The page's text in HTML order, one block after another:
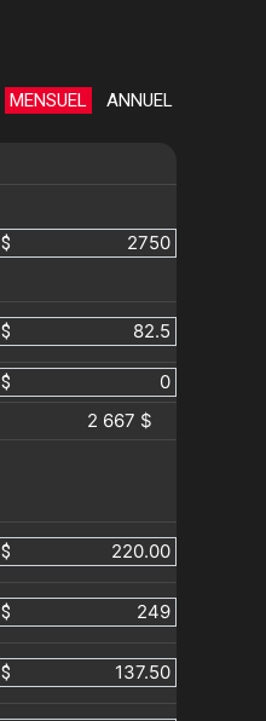
MENSUEL ANNUEL
$
$
$
2 667 $
$
$
$